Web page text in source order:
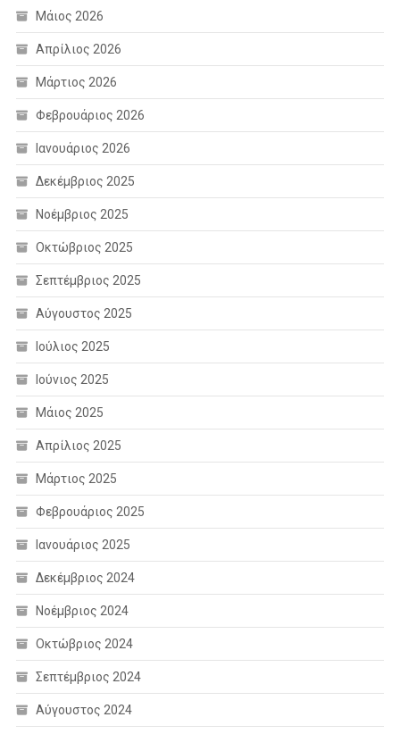
Μάιος 2026
Απρίλιος 2026
Μάρτιος 2026
Φεβρουάριος 2026
Ιανουάριος 2026
Δεκέμβριος 2025
Νοέμβριος 2025
Οκτώβριος 2025
Σεπτέμβριος 2025
Αύγουστος 2025
Ιούλιος 2025
Ιούνιος 2025
Μάιος 2025
Απρίλιος 2025
Μάρτιος 2025
Φεβρουάριος 2025
Ιανουάριος 2025
Δεκέμβριος 2024
Νοέμβριος 2024
Οκτώβριος 2024
Σεπτέμβριος 2024
Αύγουστος 2024